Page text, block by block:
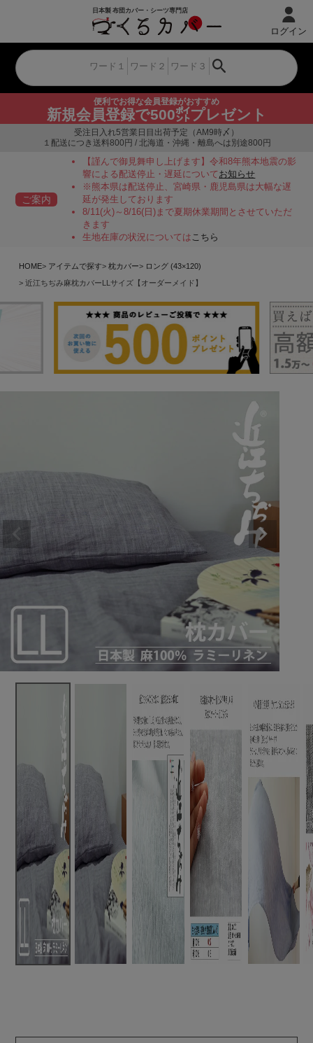
便利でお得な会員登録がおすすめ
新規会員登録で500㌽プレゼント
ログイン
受注日入れ5営業日目出荷予定（AM9時〆）
１配送につき送料800円 / 北海道・沖縄・離島へは別途800円
ご案内
【謹んで御見舞申し上げます】令和8年熊本地震の影
響による配送停止・遅延についてお知らせ
※熊本県は配送停止、宮崎県・鹿児島県は大幅な遅
延が発生しております
8/11(火)～8/16(日)まで夏期休業期間とさせていただ
きます
生地在庫の状況についてはこちら
HOME アイテムで探す 枕カバー
ロング (43×120)
近江ちぢみ麻枕カバーLLサイズ【オーダーメイド】